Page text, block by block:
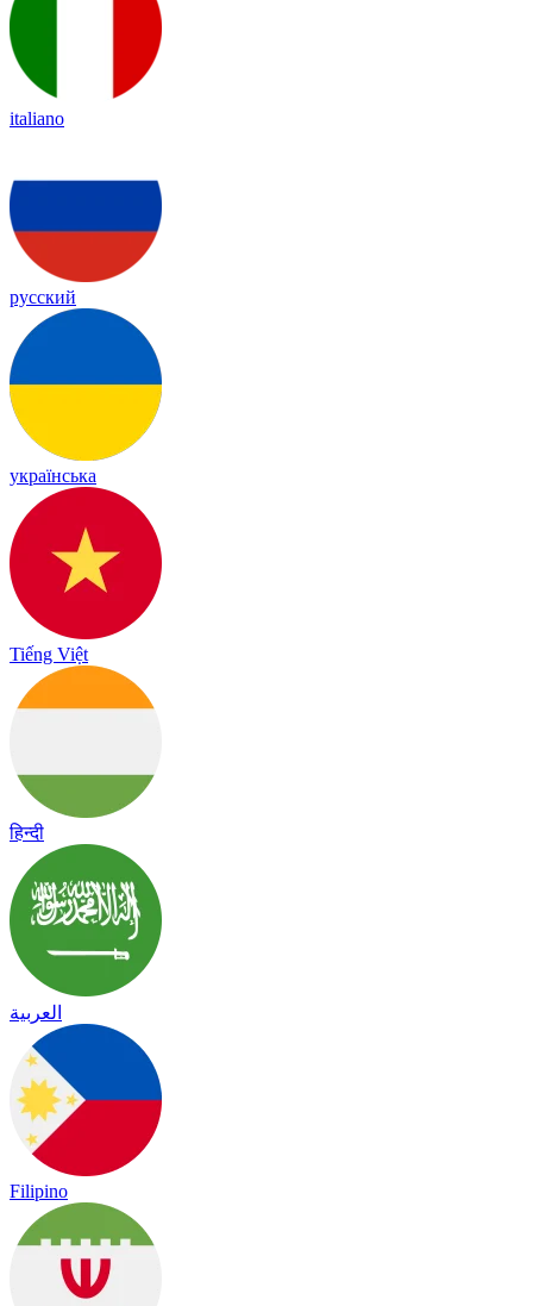
italiano
русский
українська
Tiếng Việt
हिन्दी
العربية
Filipino